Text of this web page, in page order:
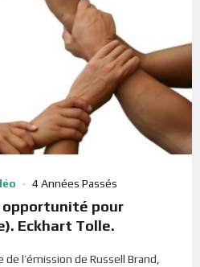
4 Années Passés
opportunité pour
Eckhart Tolle.
l’émission de Russell Brand,